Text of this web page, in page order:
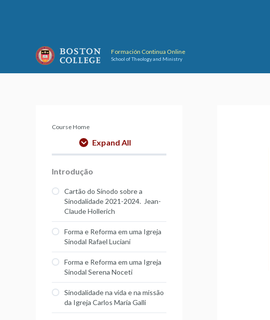
Formación Continua Online
School of Theology and Ministry
Course Home
Expand All
Introdução
Cartão do Sínodo sobre a
Sinodalidade 2021-2024. Jean-
Claude Hollerich
Forma e Reforma em uma Igreja
Sinodal Rafael Luciani
Forma e Reforma em uma Igreja
Sinodal Serena Noceti
Sinodalidade na vida e na missão
da Igreja Carlos María Galli